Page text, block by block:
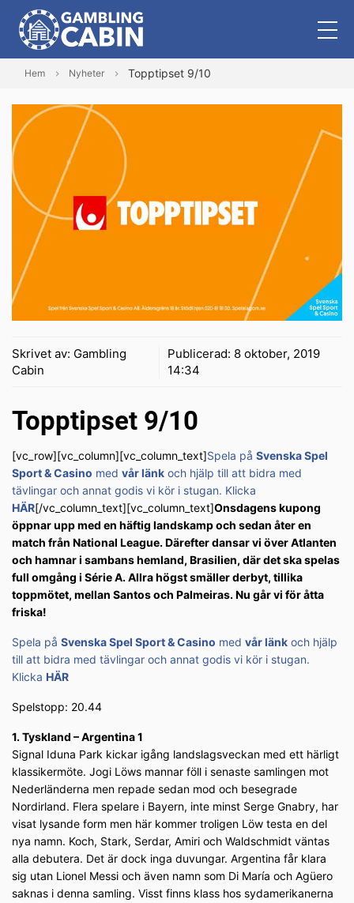
Hem Nyheter Topptipset 9/10
Skrivet av: Gambling
Cabin
Publicerad: 8 oktober, 2019
14:34
Topptipset 9/10
[vc_row][vc_column][vc_column_text]Spela på Svenska Spel
Sport & Casino med vår länk och hjälp till att bidra med
tävlingar och annat godis vi kör i stugan. Klicka
HÄR[/vc_column_text][vc_column_text]Onsdagens kupong
öppnar upp med en häftig landskamp och sedan åter en
match från National League. Därefter dansar vi över Atlanten
och hamnar i sambans hemland, Brasilien, där det ska spelas
full omgång i Série A. Allra högst smäller derbyt, tillika
toppmötet, mellan Santos och Palmeiras. Nu går vi för åtta
friska!
Spela på Svenska Spel Sport & Casino med vår länk och hjälp
till att bidra med tävlingar och annat godis vi kör i stugan.
Klicka HÄR
Spelstopp: 20.44
1. Tyskland – Argentina 1
Signal Iduna Park kickar igång landslagsveckan med ett härligt
klassikermöte. Jogi Löws mannar föll i senaste samlingen mot
Nederländerna men repade sedan mod och besegrade
Nordirland. Flera spelare i Bayern, inte minst Serge Gnabry, har
visat lysande form men här kommer troligen Löw testa en del
nya namn. Koch, Stark, Serdar, Amiri och Waldschmidt väntas
alla debutera. Det är dock inga duvungar. Argentina får klara
sig utan Lionel Messi och även namn som Di María och Agüero
saknas i denna samling. Visst finns klass hos sydamerikanerna